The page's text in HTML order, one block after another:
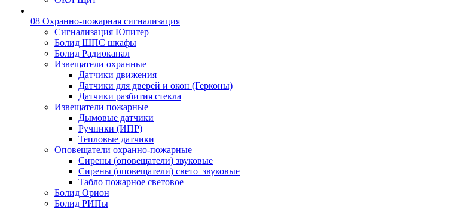
08 Охранно-пожарная сигнализация
Сигнализация Юпитер
Болид ШПС шкафы
Болид Радиоканал
Извещатели охранные
Датчики движения
Датчики для дверей и окон (Герконы)
Датчики разбития стекла
Извещатели пожарные
Дымовые датчики
Ручники (ИПР)
Тепловые датчики
Оповещатели охранно-пожарные
Сирены (оповещатели) звуковые
Сирены (оповещатели) свето_звуковые
Табло пожарное световое
Болид Орион
Болид РИПы